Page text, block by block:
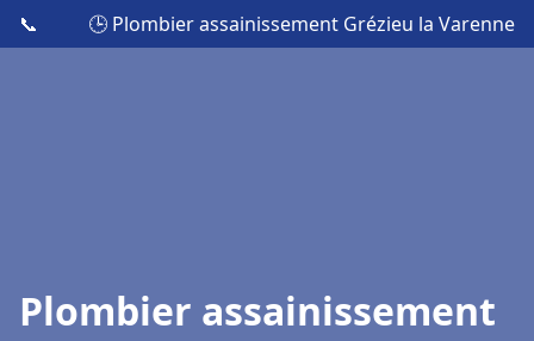
📞 🕒 Plombier assainissement Grézieu la Varenne
Plombier assainissement